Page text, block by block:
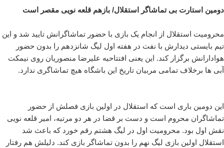
دومین استارت بی تماشاگر استقلال/ بازهم قلعه نویی مقصر است
محرومیت استقلال از انجام یک بازی با حضور تماشاگرانش تایید شد و این
تیم بایستی دیدارش با نفت در هفته اول لیگ شانزدهم را بدون حضور
هوادارانش برگزار کند. این یعنی افتتاحیه علیرضا منصوریان روی نیمکت
آبی ها برخلاف تمامی مربیان تاریخ این باشگاه هیچ تماشاگری ندارد.
این دومین باری است که استقلال در اولین بازی فصلش از حضور
تماشاگران محروم است و دست بر قضا در هر دو مرتبه، امیر قلعه نویی
نقش اول بود. محرومیت اول در لیگ هشتم رقم خورد که باعث شد
استقلال اولین بازی لیگ نهم را بدون تماشاگر بازی کند. دلیلش هم رفتار